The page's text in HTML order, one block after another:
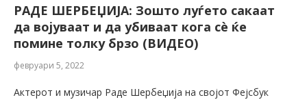
РАДЕ ШЕРБЕЏИЈА: Зошто луѓето сакаат
да војуваат и да убиваат кога сè ќе
помине толку брзо (ВИДЕО)
февруари 5, 2022
Актерот и музичар Раде Шербеџија на својот Фејсбук